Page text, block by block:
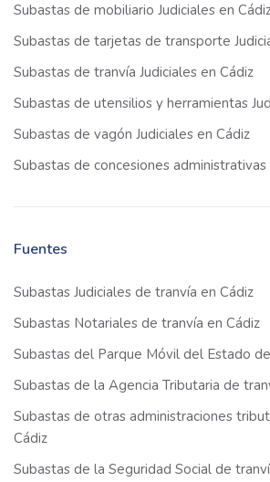
Subastas de mobiliario Judiciales en
Subastas de tarjetas de transporte
Subastas de tranvía Judiciales en Cádiz
Subastas de utensilios y herramientas
Subastas de vagón Judiciales en Cádiz
Subastas de concesiones administrativas
Fuentes
Subastas Judiciales de tranvía en Cádiz
Subastas Notariales de tranvía en Cádiz
Subastas del Parque Móvil del Estado
Subastas de la Agencia Tributaria de
Subastas de otras administraciones
Cádiz
Subastas de la Seguridad Social de